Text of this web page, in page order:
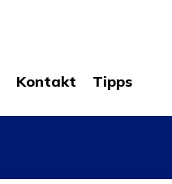
Kontakt Tipps